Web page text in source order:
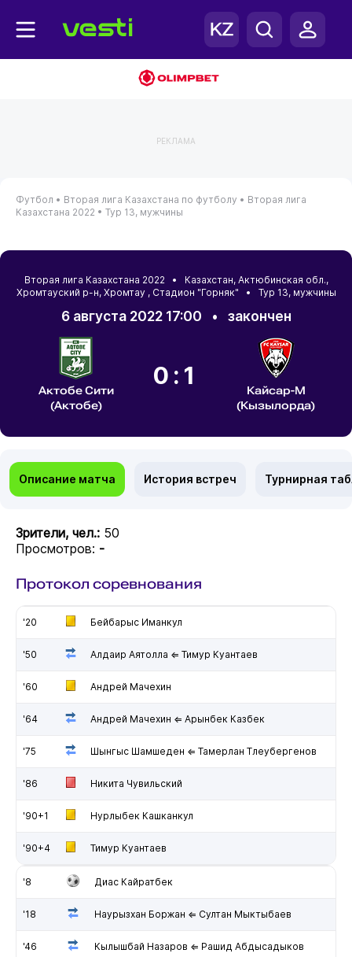
РЕКЛАМА
Футбол • Вторая лига Казахстана по футболу • Вторая лига
Казахстана 2022 • Тур 13, мужчины
Вторая лига Казахстана 2022 • Казахстан, Актюбинская обл.,
Хромтауский р-н, Хромтау, Стадион "Горняк" • Тур 13, мужчины
6 августа 2022 17:00 • закончен
Актобе Сити
(Актобе)
0:1
Кайсар-М
(Кызылорда)
Описание матча История встреч Турнирная
Зрители, чел.: 50
Просмотров: -
Протокол соревнования
'20 Бейбарыс Иманкул
'50 Алдаир Аятолла ⇐ Тимур Куантаев
'60 Андрей Мачехин
'64 Андрей Мачехин ⇐ Арынбек Казбек
'75 Шынгыс Шамшеден ⇐ Тамерлан Тлеубергенов
'86 Никита Чувильский
'90+1 Нурлыбек Кашканкул
'90+4 Тимур Куантаев
'8 Диас Кайратбек
'18 Наурызхан Боржан ⇐ Султан Мыктыбаев
'46 Кылышбай Назаров ⇐ Рашид Абдысадыков